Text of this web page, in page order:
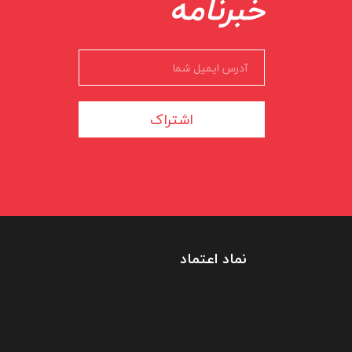
اشتراک
نماد اعتماد